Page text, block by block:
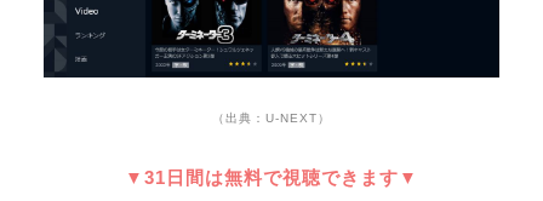
（出典：U-NEXT）
▼31日間は無料で視聴できます▼